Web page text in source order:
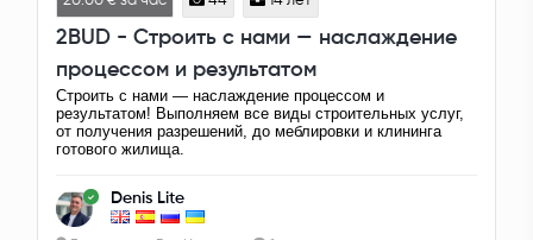
2BUD - Строить с нами — наслаждение
процессом и результатом
Строить с нами — наслаждение процессом и
результатом! Выполняем все виды строительных услуг,
от получения разрешений, до меблировки и клининга
готового жилища.
Denis Lite